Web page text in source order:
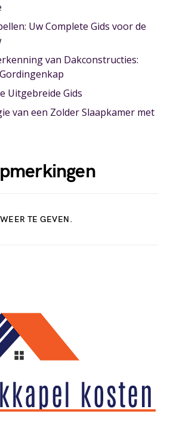
Uw Complete Gids voor de
van Dakconstructies:
Uitgebreide Gids
van een Zolder Slaapkamer met
TE GEVEN.